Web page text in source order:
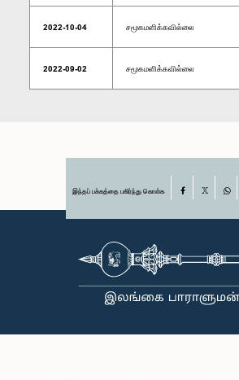
2022-10-04 சமூகமளிக்கவில்லை
2022-09-02 சமூகமளிக்கவில்லை
இந்தப் பக்கத்தை பகிர்ந்து கொள்க Facebook